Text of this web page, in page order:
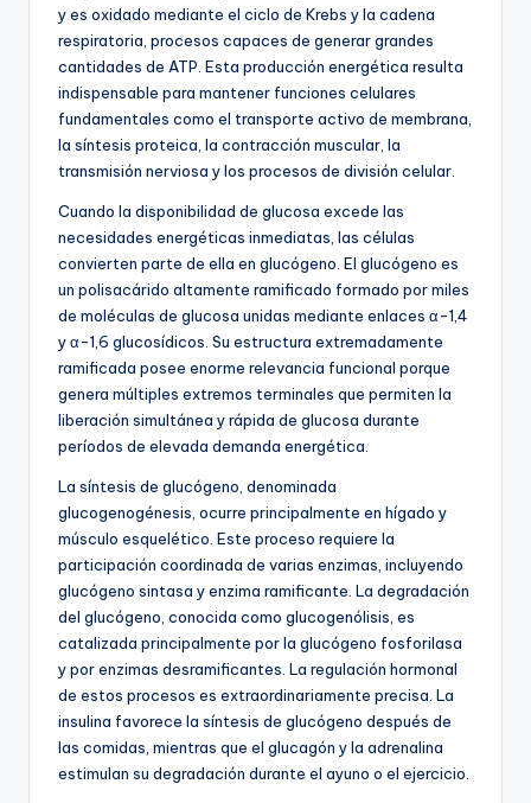
y es oxidado mediante el ciclo de Krebs y la cadena
respiratoria, procesos capaces de generar grandes
cantidades de ATP. Esta producción energética resulta
indispensable para mantener funciones celulares
fundamentales como el transporte activo de membrana,
la síntesis proteica, la contracción muscular, la
transmisión nerviosa y los procesos de división celular.
Cuando la disponibilidad de glucosa excede las
necesidades energéticas inmediatas, las células
convierten parte de ella en glucógeno. El glucógeno es
un polisacárido altamente ramificado formado por miles
de moléculas de glucosa unidas mediante enlaces α-1,4
y α-1,6 glucosídicos. Su estructura extremadamente
ramificada posee enorme relevancia funcional porque
genera múltiples extremos terminales que permiten la
liberación simultánea y rápida de glucosa durante
períodos de elevada demanda energética.
La síntesis de glucógeno, denominada
glucogenogénesis, ocurre principalmente en hígado y
músculo esquelético. Este proceso requiere la
participación coordinada de varias enzimas, incluyendo
glucógeno sintasa y enzima ramificante. La degradación
del glucógeno, conocida como glucogenólisis, es
catalizada principalmente por la glucógeno fosforilasa
y por enzimas desramificantes. La regulación hormonal
de estos procesos es extraordinariamente precisa. La
insulina favorece la síntesis de glucógeno después de
las comidas, mientras que el glucagón y la adrenalina
estimulan su degradación durante el ayuno o el ejercicio.